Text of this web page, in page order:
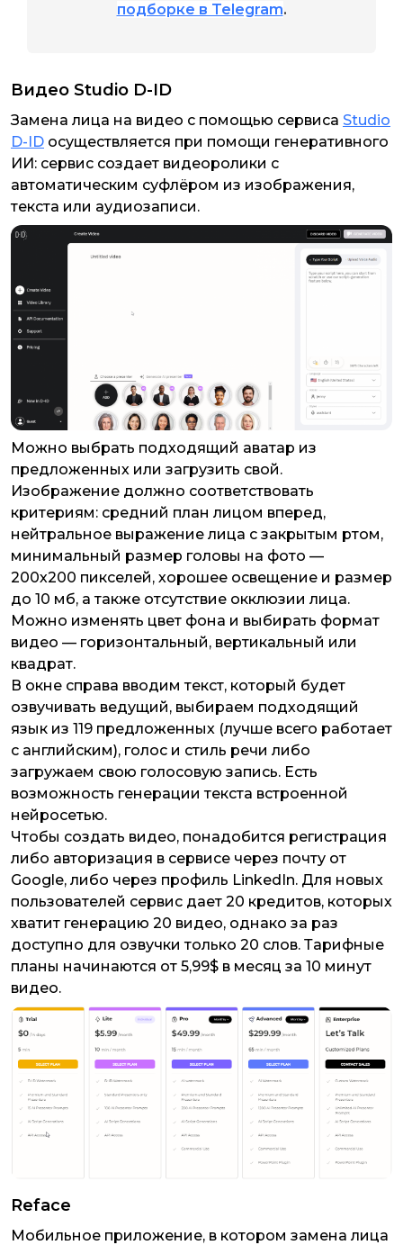
подборке в Telegram.
Видео Studio D-ID
Замена лица на видео с помощью сервиса Studio
D-ID осуществляется при помощи генеративного
ИИ: сервис создает видеоролики с
автоматическим суфлёром из изображения,
текста или аудиозаписи.
Можно выбрать подходящий аватар из
предложенных или загрузить свой.
Изображение должно соответствовать
критериям: средний план лицом вперед,
нейтральное выражение лица с закрытым ртом,
минимальный размер головы на фото —
200х200 пикселей, хорошее освещение и размер
до 10 мб, а также отсутствие окклюзии лица.
Можно изменять цвет фона и выбирать формат
видео — горизонтальный, вертикальный или
квадрат.
В окне справа вводим текст, который будет
озвучивать ведущий, выбираем подходящий
язык из 119 предложенных (лучше всего работает
с английским), голос и стиль речи либо
загружаем свою голосовую запись. Есть
возможность генерации текста встроенной
нейросетью.
Чтобы создать видео, понадобится регистрация
либо авторизация в сервисе через почту от
Google, либо через профиль LinkedIn. Для новых
пользователей сервис дает 20 кредитов, которых
хватит генерацию 20 видео, однако за раз
доступно для озвучки только 20 слов. Тарифные
планы начинаются от 5,99$ в месяц за 10 минут
видео.
Reface
Мобильное приложение, в котором замена лица